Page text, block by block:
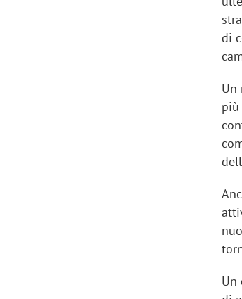
di
Un
più
Un